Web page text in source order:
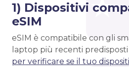
1) Dispositivi
eSIM
eSIM è compatibile con gli
laptop più recenti predisposti
per verificare se il tuo